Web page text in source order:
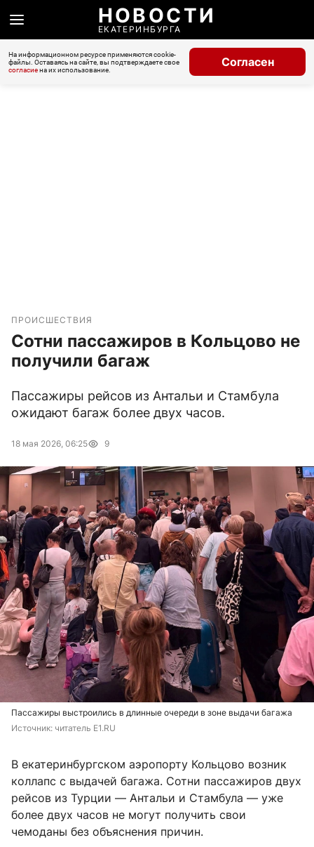
НОВОСТИ
ЕКАТЕРИНБУРГА
На информационном ресурсе применяются cookie-
файлы. Оставаясь на сайте, вы подтверждаете свое
согласиена их использование.
Согласен
ПРОИСШЕСТВИЯ
Сотни пассажиров в Кольцово не
получили багаж
Пассажиры рейсов из Антальи и Стамбула
ожидают багаж более двух часов.
18 мая 2026, 06:25 9
Пассажиры выстроились в длинные очереди в зоне выдачи багажа
Источник: читатель E1.RU
В екатеринбургском аэропорту Кольцово возник
коллапс с выдачей багажа. Сотни пассажиров двух
рейсов из Турции — Антальи и Стамбула — уже
более двух часов не могут получить свои
чемоданы без объяснения причин.